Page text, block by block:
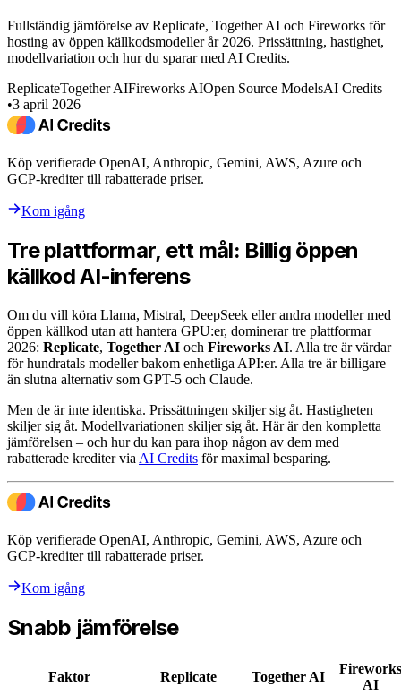
Fullständig jämförelse av Replicate, Together AI och Fireworks för
hosting av öppen källkodsmodeller år 2026. Prissättning, hastighet,
modellvariation och hur du sparar med AI Credits.
ReplicateTogether AIFireworks AIOpen Source ModelsAI Credits
•3 april 2026
Köp verifierade OpenAI, Anthropic, Gemini, AWS, Azure och
GCP-krediter till rabatterade priser.
Kom igång
Tre plattformar, ett mål: Billig öppen
källkod AI-inferens
Om du vill köra Llama, Mistral, DeepSeek eller andra modeller med
öppen källkod utan att hantera GPU:er, dominerar tre plattformar
2026: Replicate, Together AI och Fireworks AI. Alla tre är värdar
för hundratals modeller bakom enhetliga API:er. Alla tre är billigare
än slutna alternativ som GPT-5 och Claude.
Men de är inte identiska. Prissättningen skiljer sig åt. Hastigheten
skiljer sig åt. Modellvariationen skiljer sig åt. Här är den kompletta
jämförelsen – och hur du kan para ihop någon av dem med
rabatterade krediter via AI Credits för maximal besparing.
Köp verifierade OpenAI, Anthropic, Gemini, AWS, Azure och
GCP-krediter till rabatterade priser.
Kom igång
Snabb jämförelse
Faktor Replicate Together AI
Fireworks
AI